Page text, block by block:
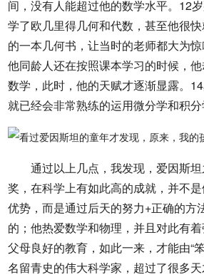
间，没有人能超过他的数学水平。12
学了欧几里得几何和代数，甚至他很
的一本几何书，让当时的老师都大为
他同龄人还在按照课本学习的时候，
数学，此时，他的天赋才逐渐显露。
就已经会非常熟练的运用微分学和积分
通过以上几点，我发现，爱因斯
奖，在科学上有如此高的成就，并不
优势，而是通过后天的努力+正确的方
的；他热爱数学和物理，并且对此有
父母良好的教育，如此一来，才能由“
名留青史的伟大科学家，超过了很多天